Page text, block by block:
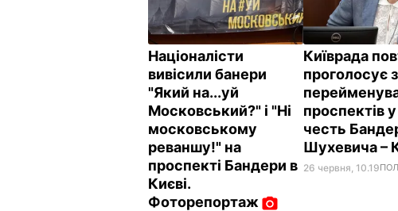
Націоналісти
вивісили банери
"Який на...уй
Московський?" і "Ні
московському
реваншу!" на
проспекті Бандери в
Києві.
Фоторепортаж
Київрада
проголосує
проспектів
честь
Шухевича –
26 червня, 10.19